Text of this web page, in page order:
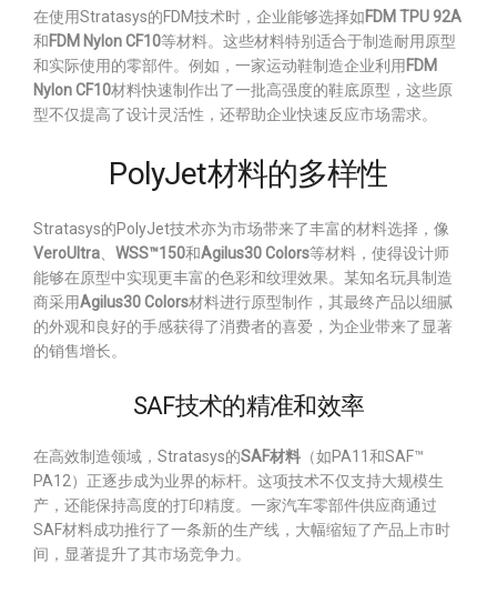
在使用Stratasys的FDM技术时，企业能够选择如FDM TPU 92A
和FDM Nylon CF10等材料。这些材料特别适合于制造耐用原型
和实际使用的零部件。例如，一家运动鞋制造企业利用 FDM
Nylon CF10材料快速制作出了一批高强度的鞋底原型，这些原
型不仅提高了设计灵活性，还帮助企业快速反应市场需求。
PolyJet材料的多样性
Stratasys的PolyJet技术亦为市场带来了丰富的材料选择，像
VeroUltra
WSS™150和Agilus30 Colors等材料，使得设计师
能够在原型中实现更丰富的色彩和纹理效果。某知名玩具制造
商采用Agilus30 Colors材料进行原型制作，其最终产品以细腻
的外观和良好的手感获得了消费者的喜爱，为企业带来了显著
的销售增长。
SAF技术的精准和效率
在高效制造领域，Stratasys的SAF材料 （如PA11和SAF™
PA12）正逐步成为业界的标杆。这项技术不仅支持大规模生
产，还能保持高度的打印精度。一家汽车零部件供应商通过
SAF材料成功推行了一条新的生产线，大幅缩短了产品上市时
间，显著提升了其市场竞争力。